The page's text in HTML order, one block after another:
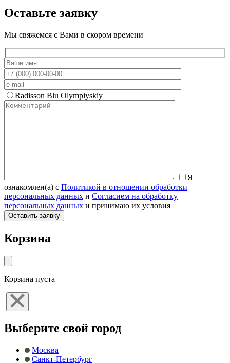
Оставьте заявку
Мы свяжемся с Вами в скором времени
Radisson Blu Olympiyskiy
Я
ознакомлен(а) с Политикой в отношении обработки
персональных данных и Согласием на обработку
персональных данных и принимаю их условия
Корзина
Корзина пуста
Выберите свой город
Москва
Санкт-Петербург